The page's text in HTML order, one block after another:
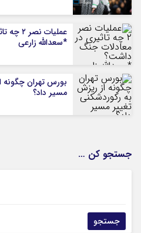
*سعدالله زارعی
بورس تهران چگونه
مسیر داد؟
جستجو کن …